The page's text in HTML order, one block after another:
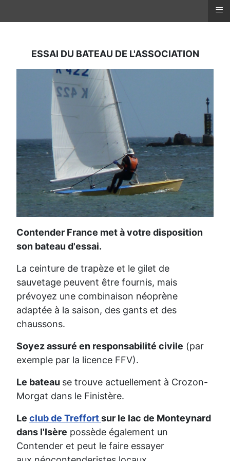
≡
ESSAI DU BATEAU DE L'ASSOCIATION
Contender France met à votre disposition
son bateau d'essai.
La ceinture de trapèze et le gilet de
sauvetage peuvent être fournis, mais
prévoyez une combinaison néoprène
adaptée à la saison, des gants et des
chaussons.
Soyez assuré en responsabilité civile (par
exemple par la licence FFV).
Le bateau se trouve actuellement à Crozon-
Morgat dans le Finistère.
Le club de Treffortsur le lac de Monteynard
dans l'Isère possède également un
Contender et peut le faire essayer